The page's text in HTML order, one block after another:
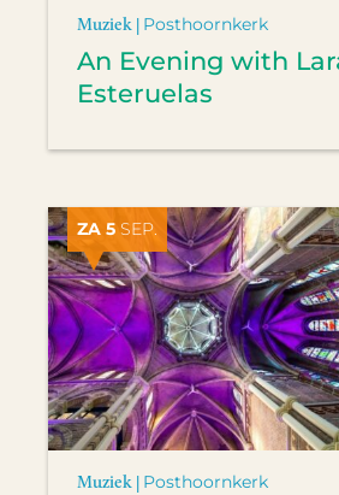
Muziek | Posthoornkerk
An Evening with
Esteruelas
ZA 5 SEP.
Muziek | Posthoornkerk